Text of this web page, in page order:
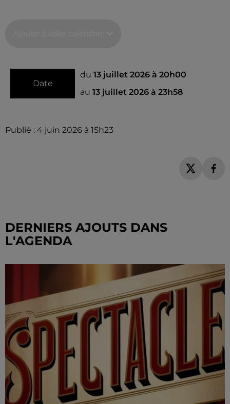
Date
du 13 juillet 2026 à 20h00
au 13 juillet 2026 à 23h58
Publié : 4 juin 2026 à 15h23
DERNIERS AJOUTS DANS
L'AGENDA